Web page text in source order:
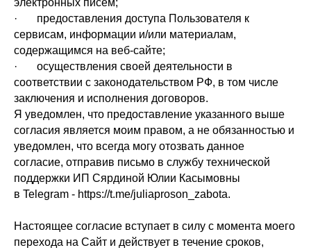
электронных писем;
· предоставления доступа Пользователя к
сервисам, информации и/или материалам,
содержащимся на веб-сайте;
· осуществления своей деятельности в
соответствии с законодательством РФ, в том числе
заключения и исполнения договоров.
Я уведомлен, что предоставление указанного выше
согласия является моим правом, а не обязанностью и
уведомлен, что всегда могу отозвать данное
согласие, отправив письмо в службу технической
поддержки ИП Сярдиной Юлии Касымовны
в Telegram - https://t.me/juliaproson_zabota.
Настоящее согласие вступает в силу с момента моего
перехода на Сайт и действует в течение сроков,